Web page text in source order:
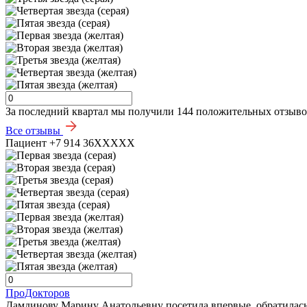
За последний квартал мы получили 144 положительных
Все отзывы
Пациент +7 914 36XXXXX
ПроДокторов